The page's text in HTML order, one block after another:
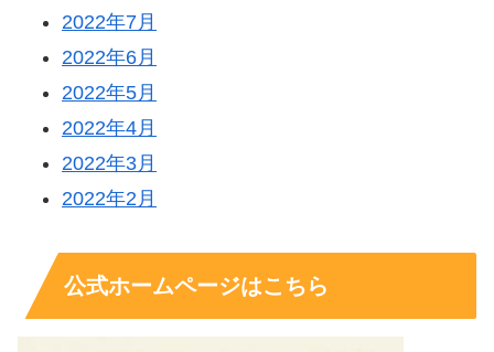
2022年7月
2022年6月
2022年5月
2022年4月
2022年3月
2022年2月
公式ホームページはこちら